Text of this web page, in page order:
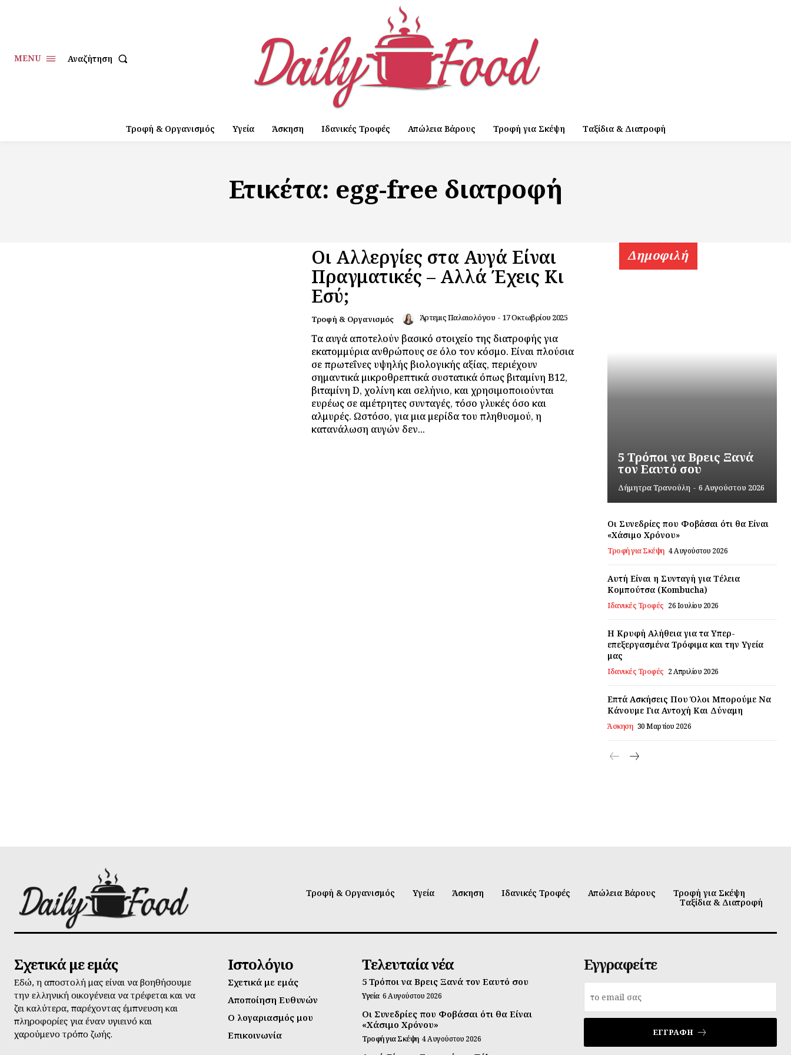
MENU Αναζήτηση
Τροφή & Οργανισμός Υγεία Άσκηση Ιδανικές Τροφές Απώλεια Βάρους Τροφή για Σκέψη Ταξίδια & Διατροφή
Ετικέτα: egg-free διατροφή
Οι Αλλεργίες στα Αυγά Είναι
Πραγματικές – Αλλά Έχεις Κι
Εσύ;
Τροφή & Οργανισμός Άρτεμις Παλαιολόγου - 17 Οκτωβρίου 2025
Τα αυγά αποτελούν βασικό στοιχείο της διατροφής για
εκατομμύρια ανθρώπους σε όλο τον κόσμο. Είναι πλούσια
σε πρωτεΐνες υψηλής βιολογικής αξίας, περιέχουν
σημαντικά μικροθρεπτικά συστατικά όπως βιταμίνη Β12,
βιταμίνη D, χολίνη και σελήνιο, και χρησιμοποιούνται
ευρέως σε αμέτρητες συνταγές, τόσο γλυκές όσο και
αλμυρές. Ωστόσο, για μια μερίδα του πληθυσμού, η
κατανάλωση αυγών δεν...
Δημοφιλή
5 Τρόποι να Βρεις Ξανά
τον Εαυτό σου
Δήμητρα Τρανούλη - 6 Αυγούστου 2026
Οι Συνεδρίες που Φοβάσαι ότι θα Είναι
«Χάσιμο Χρόνου»
Τροφή για Σκέψη 4 Αυγούστου 2026
Αυτή Είναι η Συνταγή για Τέλεια
Κομπούτσα (Kombucha)
Ιδανικές Τροφές 26 Ιουλίου 2026
Η Κρυφή Αλήθεια για τα Υπερ-
επεξεργασμένα Τρόφιμα και την Υγεία
μας
Ιδανικές Τροφές 2 Απριλίου 2026
Επτά Ασκήσεις Που Όλοι Μπορούμε Να
Κάνουμε Για Αντοχή Και Δύναμη
Άσκηση 30 Μαρτίου 2026
Τροφή & Οργανισμός Υγεία Άσκηση Ιδανικές Τροφές Απώλεια Βάρους
Τροφή για Σκέψη
Ταξίδια & Διατροφή
Σχετικά με εμάς
Εδώ, η αποστολή μας είναι να βοηθήσουμε
την ελληνική οικογένεια να τρέφεται και να
ζει καλύτερα, παρέχοντας έμπνευση και
πληροφορίες για έναν υγιεινό και
χαρούμενο τρόπο ζωής.
Ιστολόγιο
Σχετικά με εμάς
Αποποίηση Ευθυνών
Ο λογαριασμός μου
Επικοινωνία
Τελευταία νέα
5 Τρόποι να Βρεις Ξανά τον Εαυτό σου
Υγεία 6 Αυγούστου 2026
Οι Συνεδρίες που Φοβάσαι ότι θα Είναι
«Χάσιμο Χρόνου»
Τροφή για Σκέψη 4 Αυγούστου 2026
Εγγραφείτε
ΕΓΓΡΑΦΉ